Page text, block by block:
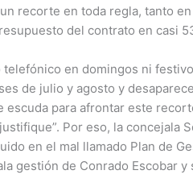
recorte en toda regla, tanto
del contrato en casi
telefónico en domingos ni
de julio y agosto y
escuda para afrontar este
Por eso, la concejala
en el mal llamado Plan de
gestión de Conrado Escobar y